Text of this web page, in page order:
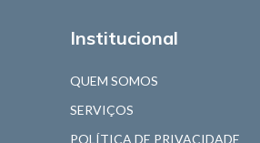
Institucional
QUEM SOMOS
SERVIÇOS
POLÍTICA DE PRIVACIDADE